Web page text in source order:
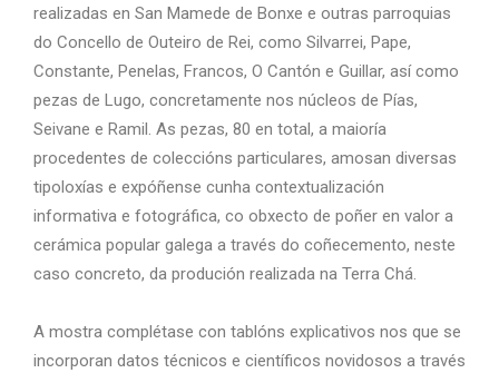
realizadas en San Mamede de Bonxe e outras parroquias
do Concello de Outeiro de Rei, como Silvarrei, Pape,
Constante, Penelas, Francos, O Cantón e Guillar, así como
pezas de Lugo, concretamente nos núcleos de Pías,
Seivane e Ramil. As pezas, 80 en total, a maioría
procedentes de coleccións particulares, amosan diversas
tipoloxías e expóñense cunha contextualización
informativa e fotográfica, co obxecto de poñer en valor a
cerámica popular galega a través do coñecemento, neste
caso concreto, da produción realizada na Terra Chá.
A mostra complétase con tablóns explicativos nos que se
incorporan datos técnicos e científicos novidosos a través